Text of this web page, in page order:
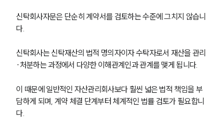
신탁회사자문은 단순히 계약서를 검토하는 수준에 그치지 않습니
다.
신탁회사는 신탁재산의 법적 명의자이자 수탁자로서 재산을 관리
·처분하는 과정에서 다양한 이해관계인과 관계를 맺게 됩니다.
이 때문에 일반적인 자산관리회사보다 훨씬 넓은 법적 책임을 부
담하게 되며, 계약 체결 단계부터 체계적인 법률 검토가 필요합니
다.